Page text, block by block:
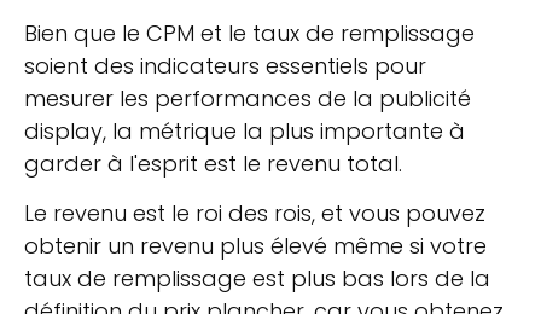
Bien que le CPM et le taux de remplissage
soient des indicateurs essentiels pour
mesurer les performances de la publicité
display, la métrique la plus importante à
garder à l'esprit est le revenu total.
Le revenu est le roi des rois, et vous pouvez
obtenir un revenu plus élevé même si votre
taux de remplissage est plus bas lors de la